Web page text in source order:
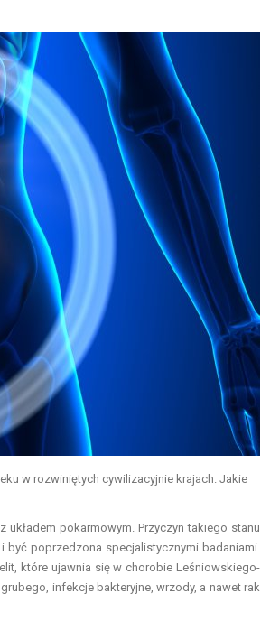
w rozwiniętych cywilizacyjnie krajach. Jakie
pokarmowym. Przyczyn takiego stanu
poprzedzona specjalistycznymi badaniami.
które ujawnia się w chorobie Leśniowskiego-
infekcje bakteryjne, wrzody, a nawet rak